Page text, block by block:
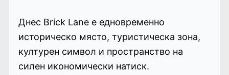
Днес Brick Lane е едновременно
историческо място, туристическа зона,
културен символ и пространство на
силен икономически натиск.